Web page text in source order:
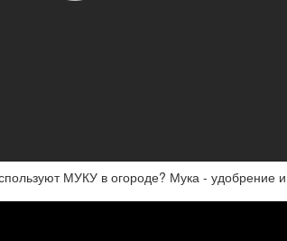
МУКУ в огороде? Мука - удобрение